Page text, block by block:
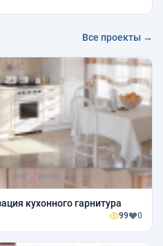
Все проекты →
кухонного гарнитура
99 0